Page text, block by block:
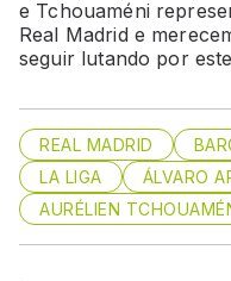
e Tchouaméni
Real Madrid e
seguir lutando por
REAL MADRID
LA LIGA
ÁLVARO
AURÉLIEN